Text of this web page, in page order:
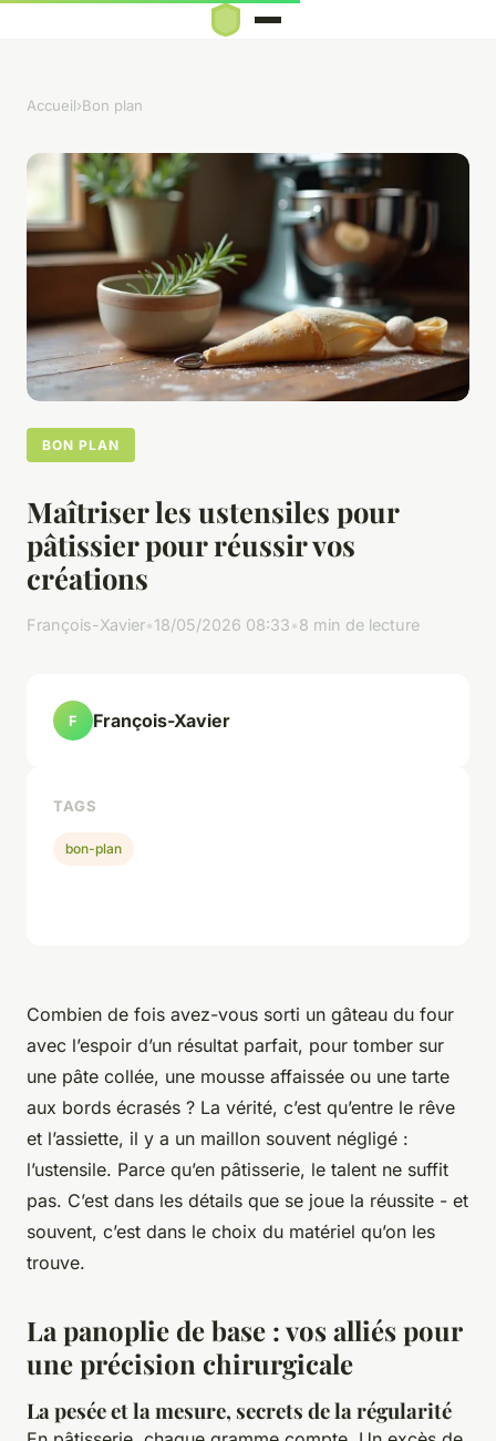
Accueil›Bon plan
BON PLAN
Maîtriser les ustensiles pour
pâtissier pour réussir vos
créations
François-Xavier•18/05/2026 08:33•8 min de lecture
Combien de fois avez-vous sorti un gâteau du four
avec l’espoir d’un résultat parfait, pour tomber sur
une pâte collée, une mousse affaissée ou une tarte
aux bords écrasés ? La vérité, c’est qu’entre le rêve
et l’assiette, il y a un maillon souvent négligé :
l’ustensile. Parce qu’en pâtisserie, le talent ne suffit
pas. C’est dans les détails que se joue la réussite - et
souvent, c’est dans le choix du matériel qu’on les
trouve.
La panoplie de base : vos alliés pour
une précision chirurgicale
La pesée et la mesure, secrets de la régularité
F François-Xavier
TAGS
bon-plan